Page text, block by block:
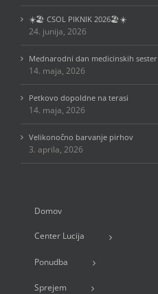
☀️🏖️ CSOL PIKNIK 2026🏖️☀️
24. junija, 2026
Mednarodni dan medicinskih sester
14. maja, 2026
Petkovo dopoldne na terasi
14. maja, 2026
Velikonočno barvanje pirhov
3. aprila, 2026
Domov
Center Lucija
Ponudba
Sprejem